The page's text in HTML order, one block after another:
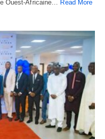
Ouest-Africaine… Read More